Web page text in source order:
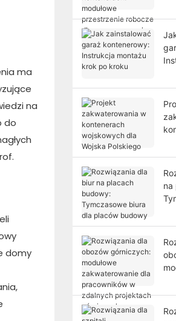
ma
na
do
domy
na